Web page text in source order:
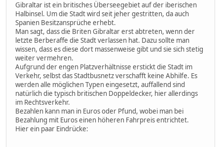
Gibraltar ist ein britisches Überseegebiet auf der iberischen
Halbinsel. Um die Stadt wird seit jeher gestritten, da auch
Spanien Besitzansprüche erhebt.
Man sagt, dass die Briten Gibraltar erst abtreten, wenn der
letzte Berberaffe die Stadt verlassen hat. Dazu sollte man
wissen, dass es diese dort massenweise gibt und sie sich stetig
weiter vermehren.
Aufgrund der engen Platzverhältnisse erstickt die Stadt im
Verkehr, selbst das Stadtbusnetz verschafft keine Abhilfe. Es
werden alle möglichen Typen eingesetzt, auffallend sind
natürlich die typisch britischen Doppeldecker, hier allerdings
im Rechtsverkehr.
Bezahlen kann man in Euros oder Pfund, wobei man bei
Bezahlung mit Euros einen höheren Fahrpreis entrichtet.
Hier ein paar Eindrücke: